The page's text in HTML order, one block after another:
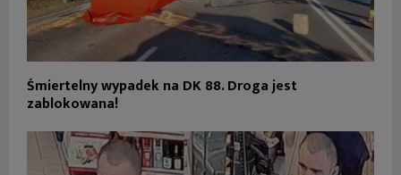
Śmiertelny wypadek na DK 88. Droga jest
zablokowana!